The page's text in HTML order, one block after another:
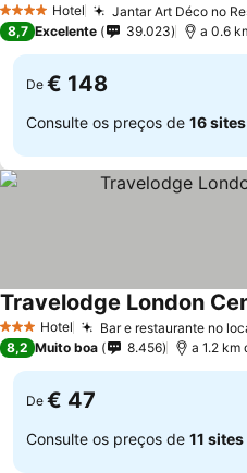
4 EstrelasHotel
Jantar Art Déco no
8,7 Excelente 39.023 a 0.6
De € 148
Consulte os preços de 16 sites
3 EstrelasHotel Bar e restaurante no
Travelodge London
8,2 Muito boa 8.456 a 1.2 km
De € 47
Consulte os preços de 11 sites